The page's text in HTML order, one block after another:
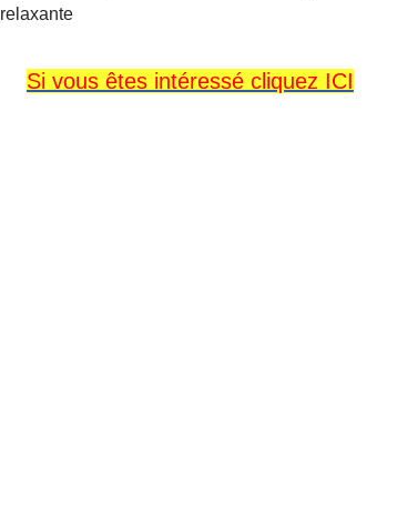
relaxante
Si vous êtes intéressé cliquez ICI